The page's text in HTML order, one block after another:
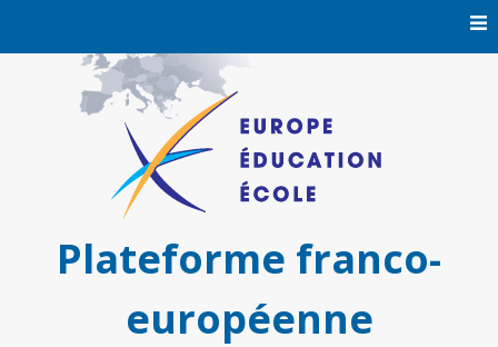
Plateforme franco-
européenne